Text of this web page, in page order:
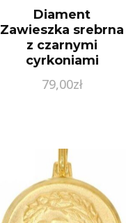
Diament
Zawieszka srebrna
z czarnymi
cyrkoniami
79,00zł